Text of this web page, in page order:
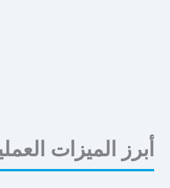
أبرز الميزات